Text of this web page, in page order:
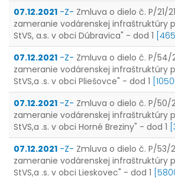
07.12.2021 -Z- Zmluva o dielo č. P/21/
zameranie vodárenskej infraštruktúry
StVS, a.s. v obci Dúbravica" - dod 1
07.12.2021 -Z- Zmluva o dielo č. P/54/
zameranie vodárenskej infraštruktúry
StVS,a .s. v obci Pliešovce" - dod 1
07.12.2021 -Z- Zmluva o dielo č. P/50/
zameranie vodárenskej infraštruktúry
StVS,a .s. v obci Horné Breziny" - dod 1
07.12.2021 -Z- Zmluva o dielo č. P/53/
zameranie vodárenskej infraštruktúry
StVS,a .s. v obci Lieskovec" - dod 1